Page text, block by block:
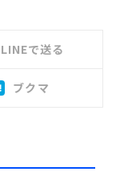
LINEで送る
ブクマ